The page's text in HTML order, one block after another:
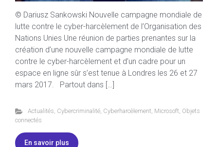
© Dariusz Sankowski Nouvelle campagne mondiale de
lutte contre le cyber-harcèlement de l’Organisation des
Nations Unies Une réunion de parties prenantes sur la
création d’une nouvelle campagne mondiale de lutte
contre le cyber-harcèlement et d’un cadre pour un
espace en ligne sûr s’est tenue à Londres les 26 et 27
mars 2017. Partout dans […]
Actualités Cybercriminalité, Cyberharcèlement Microsoft Objets
connectés
En savoir plus